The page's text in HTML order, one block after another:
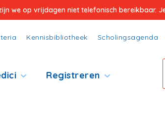
we op vrijdagen niet telefonisch bereikbaar.
Kennisbibliotheek Scholingsagenda
Registreren